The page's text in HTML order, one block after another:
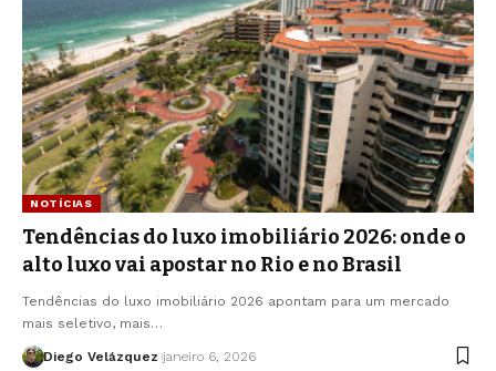
NOTÍCIAS
Tendências do luxo imobiliário 2026: onde o
alto luxo vai apostar no Rio e no Brasil
Tendências do luxo imobiliário 2026 apontam para um mercado
mais seletivo, mais…
Diego Velázquez janeiro 6, 2026